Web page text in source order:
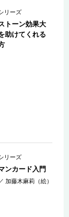
リーズ
トーン効果大
助けてくれる
リーズ
ンカード入門
／加藤木麻莉（絵）